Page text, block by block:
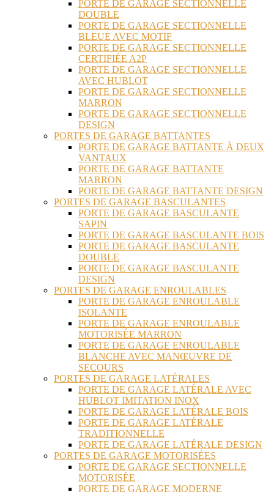
PORTE DE GARAGE SECTIONNELLE
DOUBLE
PORTE DE GARAGE SECTIONNELLE
BLEUE AVEC MOTIF
PORTE DE GARAGE SECTIONNELLE
CERTIFIÉE A2P
PORTE DE GARAGE SECTIONNELLE
AVEC HUBLOT
PORTE DE GARAGE SECTIONNELLE
MARRON
PORTE DE GARAGE SECTIONNELLE
DESIGN
PORTES DE GARAGE BATTANTES
PORTE DE GARAGE BATTANTE À DEUX
VANTAUX
PORTE DE GARAGE BATTANTE
MARRON
PORTE DE GARAGE BATTANTE DESIGN
PORTES DE GARAGE BASCULANTES
PORTE DE GARAGE BASCULANTE
SAPIN
PORTE DE GARAGE BASCULANTE BOIS
PORTE DE GARAGE BASCULANTE
DOUBLE
PORTE DE GARAGE BASCULANTE
DESIGN
PORTES DE GARAGE ENROULABLES
PORTE DE GARAGE ENROULABLE
ISOLANTE
PORTE DE GARAGE ENROULABLE
MOTORISÉE MARRON
PORTE DE GARAGE ENROULABLE
BLANCHE AVEC MANŒUVRE DE
SECOURS
PORTES DE GARAGE LATÉRALES
PORTE DE GARAGE LATÉRALE AVEC
HUBLOT IMITATION INOX
PORTE DE GARAGE LATÉRALE BOIS
PORTE DE GARAGE LATÉRALE
TRADITIONNELLE
PORTE DE GARAGE LATÉRALE DESIGN
PORTES DE GARAGE MOTORISÉES
PORTE DE GARAGE SECTIONNELLE
MOTORISÉE
PORTE DE GARAGE MODERNE